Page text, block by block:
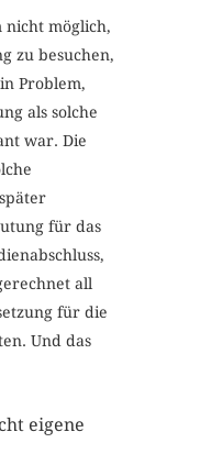
nicht möglich,
zu besuchen,
Problem,
als solche
war. Die
für das
all
für die
Und das
eigene